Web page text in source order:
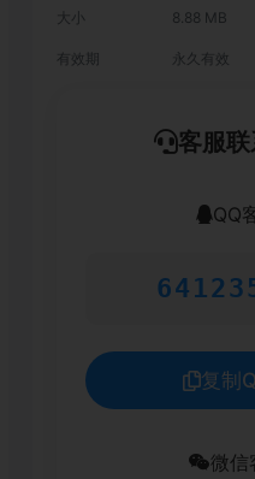
大小 8.88 MB
有效期 永久有效
客服
QQ
复制
微信